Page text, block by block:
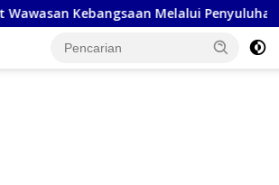
Melalui Penyuluhan Hukum Empat